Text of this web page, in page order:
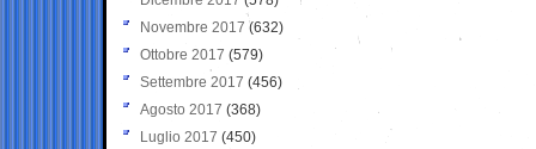
Novembre 2017 (632)
Ottobre 2017 (579)
Settembre 2017 (456)
Agosto 2017 (368)
Luglio 2017 (450)